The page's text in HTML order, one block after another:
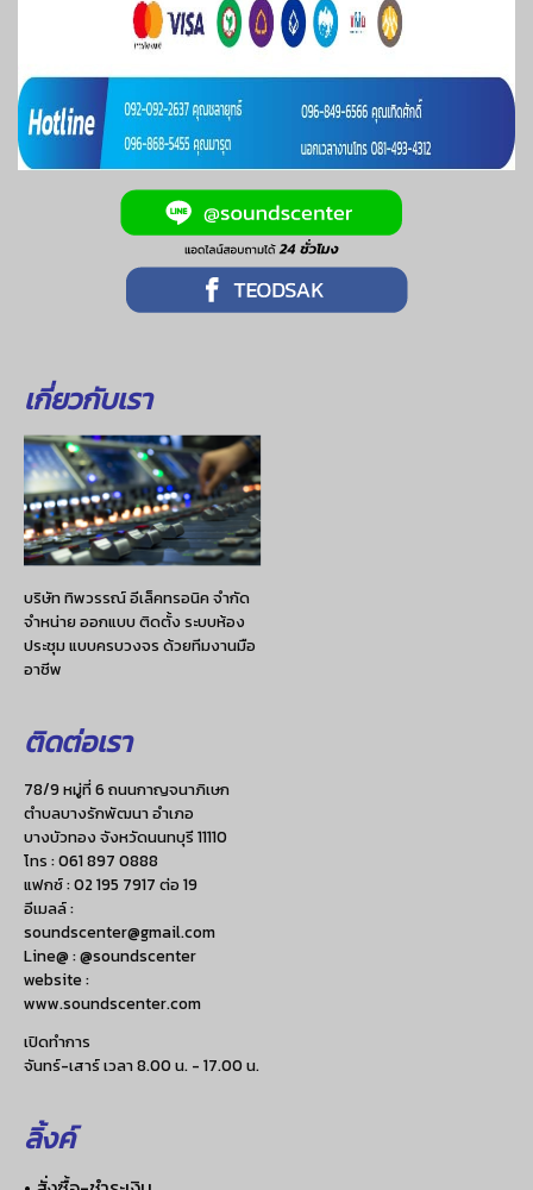
เกี่ยวกับเรา
บริษัท ทิพวรรณ์ อีเล็คทรอนิค จำกัด
จำหน่าย ออกแบบ ติดตั้ง ระบบห้อง
ประชุม แบบครบวงจร ด้วยทีมงานมือ
อาชีพ
ติดต่อเรา
78/9 หมู่ที่ 6 ถนนกาญจนาภิเษก
ตำบลบางรักพัฒนา อำเภอ
บางบัวทอง จังหวัดนนทบุรี 11110
โทร :061 897 0888
แฟกซ์ :02 195 7917 ต่อ 19
อีเมลล์ :
soundscenter@gmail.com
Line@ : @soundscenter
website :
www.soundscenter.com
เปิดทำการ
จันทร์-เสาร์ เวลา 8.00 น. - 17.00 น.
ลิ้งค์